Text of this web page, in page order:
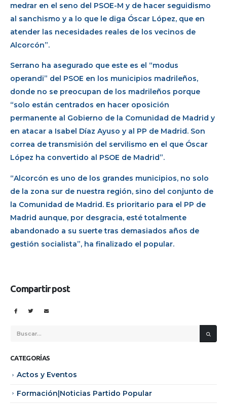
medrar en el seno del PSOE-M y de hacer seguidismo
al sanchismo y a lo que le diga Óscar López, que en
atender las necesidades reales de los vecinos de
Alcorcón”.
Serrano ha asegurado que este es el “modus
operandi” del PSOE en los municipios madrileños,
donde no se preocupan de los madrileños porque
“solo están centrados en hacer oposición
permanente al Gobierno de la Comunidad de Madrid y
en atacar a Isabel Díaz Ayuso y al PP de Madrid. Son
correa de transmisión del servilismo en el que Óscar
López ha convertido al PSOE de Madrid”.
“Alcorcón es uno de los grandes municipios, no solo
de la zona sur de nuestra región, sino del conjunto de
la Comunidad de Madrid. Es prioritario para el PP de
Madrid aunque, por desgracia, esté totalmente
abandonado a su suerte tras demasiados años de
gestión socialista”, ha finalizado el popular.
Compartir post
CATEGORÍAS
Actos y Eventos
Formación|Noticias Partido Popular